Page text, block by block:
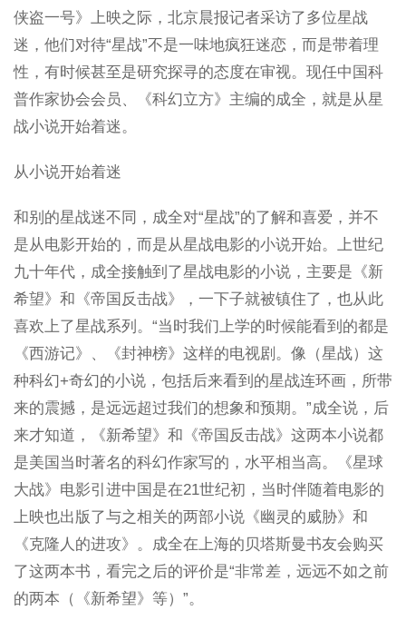
侠盗一号》上映之际，北京晨报记者采访了多位星战
迷，他们对待“星战”不是一味地疯狂迷恋，而是带着理
性，有时候甚至是研究探寻的态度在审视。现任中国科
普作家协会会员、《科幻立方》主编的成全，就是从星
战小说开始着迷。
从小说开始着迷
和别的星战迷不同，成全对“星战”的了解和喜爱，并不
是从电影开始的，而是从星战电影的小说开始。上世纪
九十年代，成全接触到了星战电影的小说，主要是《新
希望》和《帝国反击战》，一下子就被镇住了，也从此
喜欢上了星战系列。“当时我们上学的时候能看到的都是
《西游记》、《封神榜》这样的电视剧。像（星战）这
种科幻+奇幻的小说，包括后来看到的星战连环画，所带
来的震撼，是远远超过我们的想象和预期。”成全说，后
来才知道，《新希望》和《帝国反击战》这两本小说都
是美国当时著名的科幻作家写的，水平相当高。《星球
大战》电影引进中国是在21世纪初，当时伴随着电影的
上映也出版了与之相关的两部小说《幽灵的威胁》和
《克隆人的进攻》。成全在上海的贝塔斯曼书友会购买
了这两本书，看完之后的评价是“非常差，远远不如之前
的两本（《新希望》等）”。